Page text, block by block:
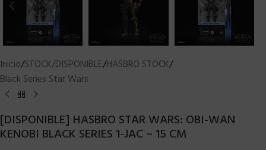
Inicio/STOCK/DISPONIBLE/HASBRO STOCK/
Black Series Star Wars
[DISPONIBLE] HASBRO STAR WARS: OBI-WAN
KENOBI BLACK SERIES 1-JAC – 15 CM